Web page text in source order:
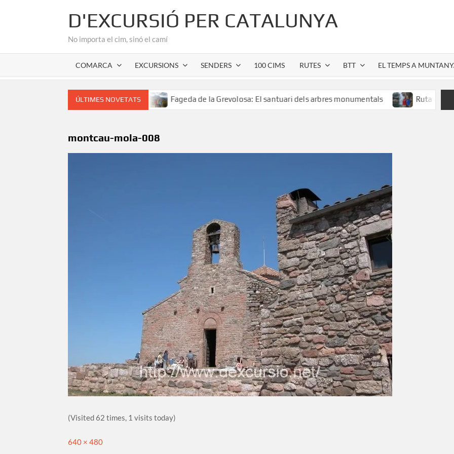
D'EXCURSIÓ PER CATALUNYA
No importa el cim, sinó el camí
COMARCA EXCURSIONS SENDERS 100 CIMS RUTES BTT EL TEMPS A
ÚLTIMES NOVETATS
romànic de l’Alta Garrotxa Fageda de la Grevolosa: El santuari dels arbres monumentals Ruta al Salt de
montcau-mola-008
(Visited 62 times, 1 visits today)
Full
640 × 480